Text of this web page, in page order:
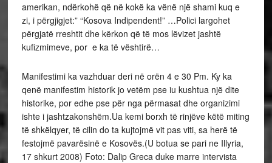
amerikan, ndërkohë që në kokë ka vënë një shami kuq e
zi, i përgjigjet:” “Kosova Indipendent!” …Polici largohet
përgjatë rreshtit dhe kërkon që të mos lëvizet jashtë
kufizmimeve, por e ka të vështirë…
Manifestimi ka vazhduar deri në orën 4 e 30 Pm. Ky ka
qenë manifestim historik jo vetëm pse iu kushtua një dite
historike, por edhe pse për nga përmasat dhe organizimi
ishte i jashtzakonshëm.Ua kemi borxh të rinjëve këtë miting
të shkëlqyer, të cilin do ta kujtojmë vit pas viti, sa herë të
festojmë pavarësinë e Kosovës.(U botua se pari ne Illyria,
17 shkurt 2008) Foto: Dalip Greca duke marre intervista